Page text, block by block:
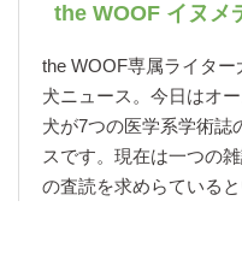
the WOOF イヌメ
the WOOF専属ライタ
犬ニュース。今日はオ
犬が7つの医学系学術誌
スです。現在は一つの
の査読を求めらている